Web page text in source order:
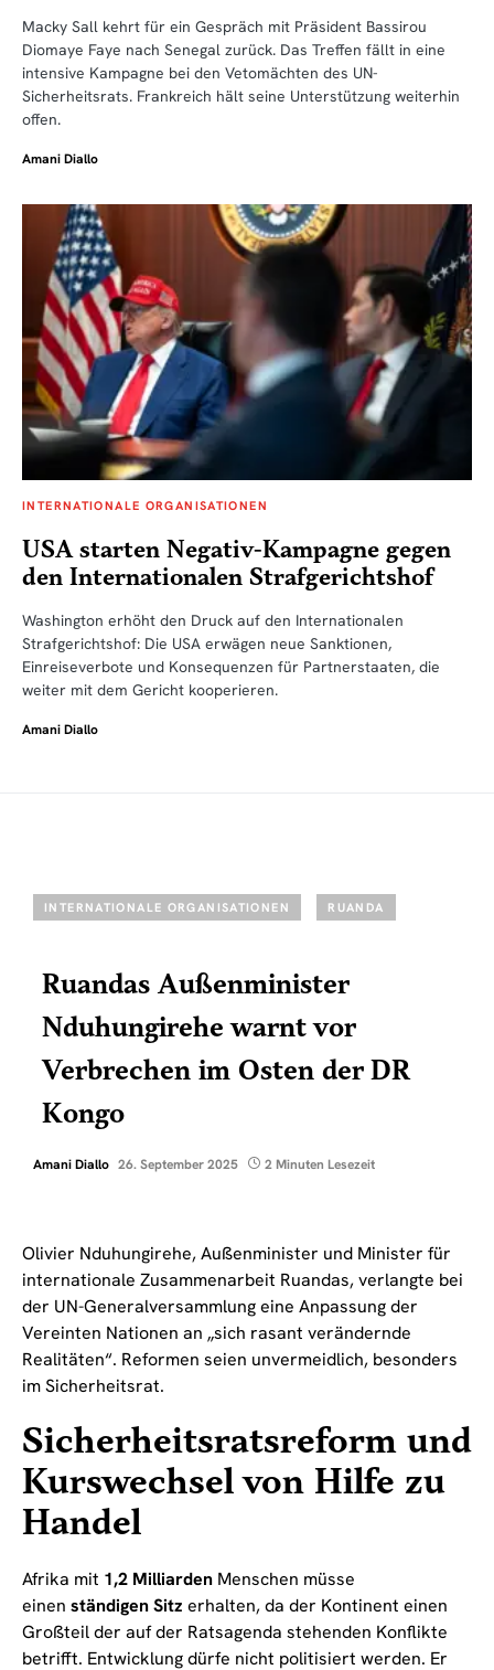
Macky Sall kehrt für ein Gespräch mit Präsident Bassirou
Diomaye Faye nach Senegal zurück. Das Treffen fällt in eine
intensive Kampagne bei den Vetomächten des UN-
Sicherheitsrats. Frankreich hält seine Unterstützung weiterhin
offen.
Amani Diallo
INTERNATIONALE ORGANISATIONEN
USA starten Negativ-Kampagne gegen
den Internationalen Strafgerichtshof
Washington erhöht den Druck auf den Internationalen
Strafgerichtshof: Die USA erwägen neue Sanktionen,
Einreiseverbote und Konsequenzen für Partnerstaaten, die
weiter mit dem Gericht kooperieren.
Amani Diallo
INTERNATIONALE ORGANISATIONEN RUANDA
Ruandas Außenminister
Nduhungirehe warnt vor
Verbrechen im Osten der DR
Kongo
Amani Diallo 26. September 2025 2 Minuten Lesezeit
Olivier Nduhungirehe, Außenminister und Minister für
internationale Zusammenarbeit Ruandas, verlangte bei
der UN-Generalversammlung eine Anpassung der
Vereinten Nationen an „sich rasant verändernde
Realitäten“. Reformen seien unvermeidlich, besonders
im Sicherheitsrat.
Sicherheitsratsreform und
Kurswechsel von Hilfe zu
Handel
Afrika mit 1,2 Milliarden Menschen müsse
einen ständigen Sitz erhalten, da der Kontinent einen
Großteil der auf der Ratsagenda stehenden Konflikte
betrifft. Entwicklung dürfe nicht politisiert werden. Er